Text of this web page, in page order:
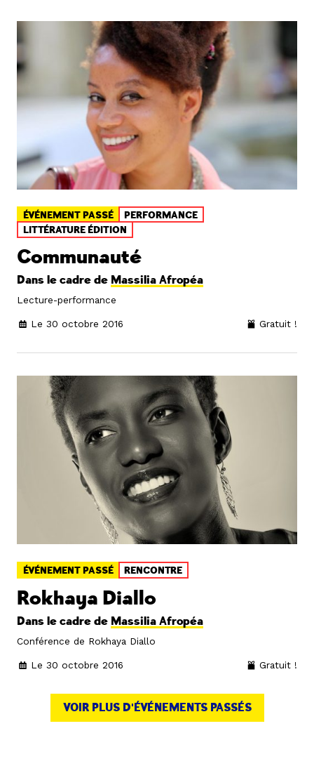
ÉVÉNEMENT PASSÉ
PERFORMANCE
LITTÉRATURE ÉDITION
Communauté
Dans le cadre de Massilia Afropéa
Lecture-performance
Le 30 octobre 2016 Gratuit !
ÉVÉNEMENT PASSÉ RENCONTRE
Rokhaya Diallo
Dans le cadre de Massilia Afropéa
Conférence de Rokhaya Diallo
Le 30 octobre 2016 Gratuit !
VOIR PLUS D'ÉVÉNEMENTS PASSÉS